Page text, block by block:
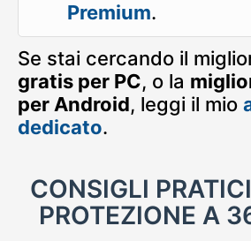
Premium.
Se stai cercando il
gratis per PC, o la
per Android, leggi il mio
dedicato.
CONSIGLI
PROTEZIONE A